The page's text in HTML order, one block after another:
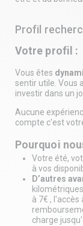
Profil
Votre profil :
Vous êtes
sentir utile. Vous
investir dans un
Aucune
compte c'est
Pourquoi
Votre été,
à vos
D’autres
à 7€ ,
charge